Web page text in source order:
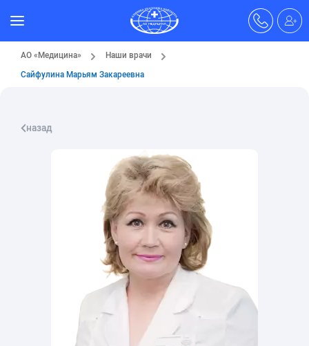
АО «Медицина»
Наши врачи
Сайфулина Марьям Закареевна
назад